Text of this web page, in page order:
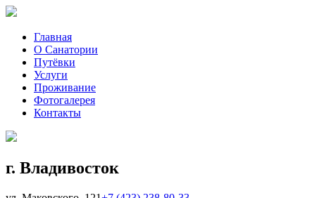
Главная
О Санатории
Путёвки
Услуги
Проживание
Фотогалерея
Контакты
г. Владивосток